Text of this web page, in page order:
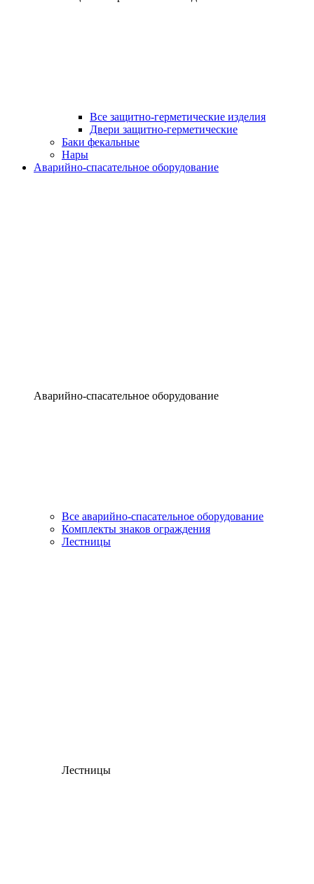
Все защитно-герметические изделия
Двери защитно-герметические
Баки фекальные
Нары
Аварийно-спасательное оборудование
Аварийно-спасательное оборудование
Все аварийно-спасательное оборудование
Комплекты знаков ограждения
Лестницы
Лестницы